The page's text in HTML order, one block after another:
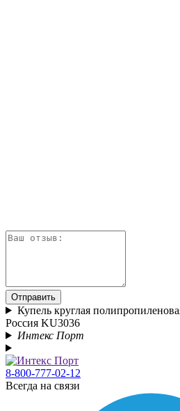
Отправить
Купель круглая
Россия KU3036
Интекс Порт
8-800-777-02-12
Всегда на связи